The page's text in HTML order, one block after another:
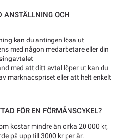
ANSTÄLLNING OCH
kan du antingen lösa ut
med någon medarbetare eller din
med att ditt avtal löper ut kan du
marknadspriset eller att helt enkelt
FÖR EN FÖRMÅNSCYKEL?
kostar mindre än cirka 20 000 kr,
på upp till 3000 kr per år.